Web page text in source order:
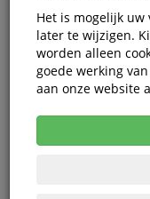
As90001
Evo
Vanaf € 11,91
Het is mogelijk
later te wijzigen.
worden alleen
goede werking
aan onze website